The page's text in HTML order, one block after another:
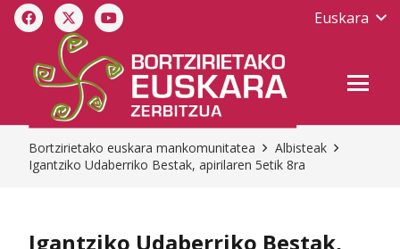
Euskara
Bortzirietako euskara mankomunitatea
Albisteak
Igantziko Udaberriko Bestak, apirilaren 5etik 8ra
Igantziko Udaberriko Bestak,